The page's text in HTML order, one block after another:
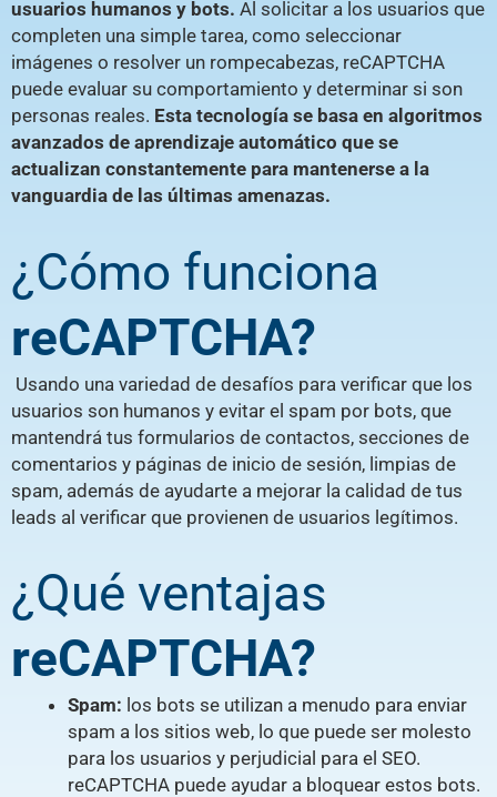
usuarios humanos y bots. Al solicitar a los usuarios que
completen una simple tarea, como seleccionar
imágenes o resolver un rompecabezas, reCAPTCHA
puede evaluar su comportamiento y determinar si son
personas reales. Esta tecnología se basa en algoritmos
avanzados de aprendizaje automático que se
actualizan constantemente para mantenerse a la
vanguardia de las últimas amenazas.
¿Cómo funciona
reCAPTCHA?
Usando una variedad de desafíos para verificar que los
usuarios son humanos y evitar el spam por bots, que
mantendrá tus formularios de contactos, secciones de
comentarios y páginas de inicio de sesión, limpias de
spam, además de ayudarte a mejorar la calidad de tus
leads al verificar que provienen de usuarios legítimos.
¿Qué ventajas
reCAPTCHA?
Spam: los bots se utilizan a menudo para enviar
spam a los sitios web, lo que puede ser molesto
para los usuarios y perjudicial para el SEO.
reCAPTCHA puede ayudar a bloquear estos bots.